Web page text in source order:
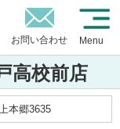
お問い合わせ Menu
高校前店
本郷3635